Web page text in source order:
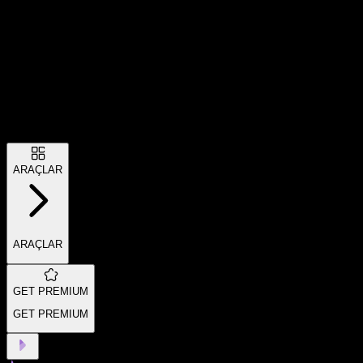
ARAÇLAR
ARAÇLAR
GET PREMIUM
GET PREMIUM